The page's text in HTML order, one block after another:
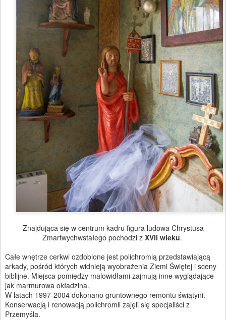
Znajdująca się w centrum kadru figura ludowa Chrystusa
Zmartwychwstałego pochodzi z XVII wieku.
Całe wnętrze cerkwi ozdobione jest polichromią przedstawiającą
arkady, pośród których widnieją wyobrażenia Ziemi Świętej i sceny
biblijne. Miejsca pomiędzy malowidłami zajmują inne wyglądające
jak marmurowa okładzina.
W latach 1997-2004 dokonano gruntownego remontu świątyni.
Konserwacją i renowacją polichromii zajęli się specjaliści z
Przemyśla.